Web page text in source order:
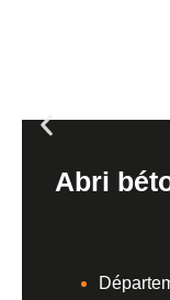
Abri